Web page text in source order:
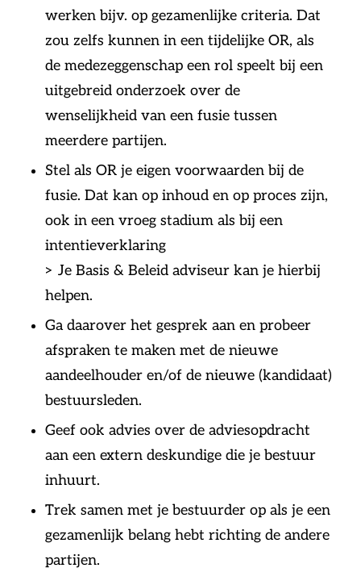
werken bijv. op gezamenlijke criteria. Dat
zou zelfs kunnen in een tijdelijke OR, als
de medezeggenschap een rol speelt bij een
uitgebreid onderzoek over de
wenselijkheid van een fusie tussen
meerdere partijen.
Stel als OR je eigen voorwaarden bij de
fusie. Dat kan op inhoud en op proces zijn,
ook in een vroeg stadium als bij een
intentieverklaring
> Je Basis & Beleid adviseur kan je hierbij
helpen.
Ga daarover het gesprek aan en probeer
afspraken te maken met de nieuwe
aandeelhouder en/of de nieuwe (kandidaat)
bestuursleden.
Geef ook advies over de adviesopdracht
aan een extern deskundige die je bestuur
inhuurt.
Trek samen met je bestuurder op als je een
gezamenlijk belang hebt richting de andere
partijen.